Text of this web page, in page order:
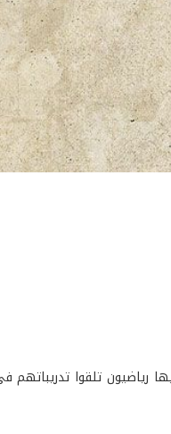
رياضيون تلقوا